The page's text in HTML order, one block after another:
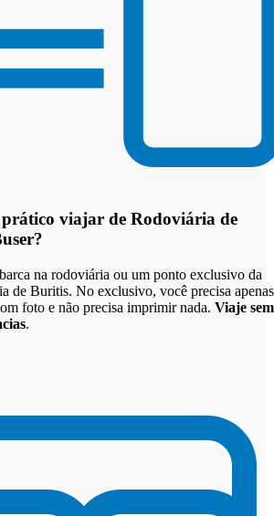
prático viajar de Rodoviária de
?
na rodoviária ou um ponto exclusivo da
de Buritis. No exclusivo, você precisa apenas
foto e não precisa imprimir nada. Viaje sem
.